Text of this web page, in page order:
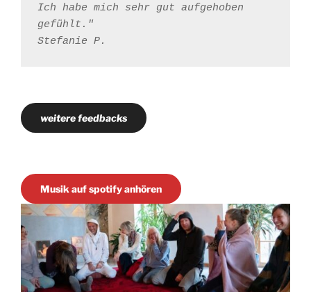
Ich habe mich sehr gut aufgehoben
gefühlt."
Stefanie P.
weitere feedbacks
Musik auf spotify anhören